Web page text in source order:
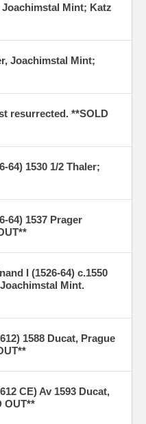
Joachimstal Mint; Katz
Joachimstal Mint;
resurrected. **SOLD
64) 1530 1/2 Thaler;
64) 1537 Prager
I (1526-64) c.1550
Mint.
1588 Ducat, Prague
CE) Av 1593 Ducat,
OUT**